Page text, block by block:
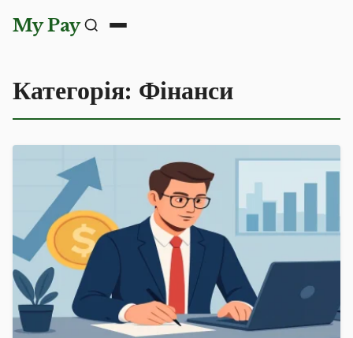
My Pay
Категорія: Фінанси